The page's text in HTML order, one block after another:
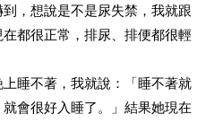
，想說是不是尿失禁，我就跟
都很正常，排尿、排便都很輕
睡不著，我就說：「睡不著就
會很好入睡了。」結果她現在